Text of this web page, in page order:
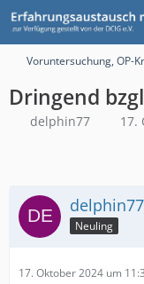
Voruntersuchung, OP-
Dringend
delphin77 17.
delphin77
Neuling
17. Oktober 2024 um